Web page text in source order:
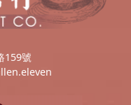
159號